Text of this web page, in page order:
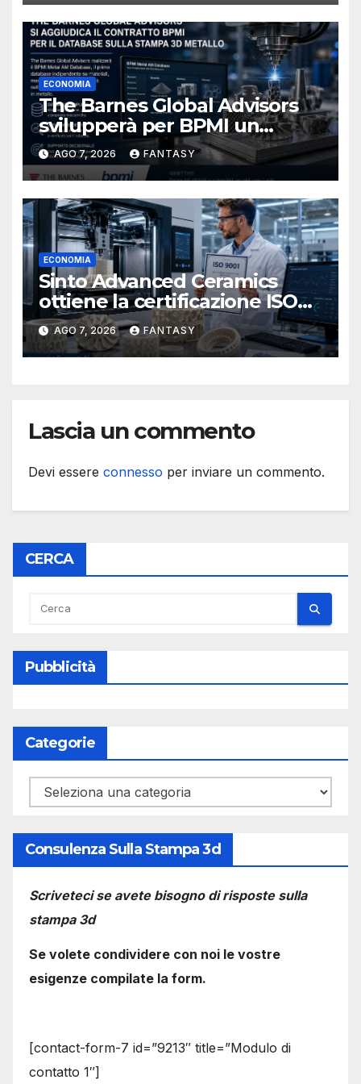
ECONOMIA
The Barnes Global Advisors
svilupperà per BPMI un
database per la stampa 3D
metallica destinata alla filiera
navale statunitense
AGO 7, 2026 FANTASY
ECONOMIA
Sinto Advanced Ceramics
ottiene la certificazione ISO
9001 per la stampa 3D di
ceramiche tecniche
AGO 7, 2026 FANTASY
Lascia un commento
Devi essere connesso per inviare un commento.
CERCA
Pubblicità
Categorie
Categorie
Consulenza Sulla Stampa 3d
Scriveteci se avete bisogno di risposte sulla
stampa 3d
Se volete condividere con noi le vostre
esigenze compilate la form.
[contact-form-7 id=”9213″ title=”Modulo di
contatto 1″]